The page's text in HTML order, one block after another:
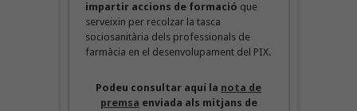
impartir accions de formació que
serveixin per recolzar la tasca
sociosanitària dels professionals de
farmàcia en el desenvolupament del PIX.
Podeu consultar aquí la nota de
premsa enviada als mitjans de